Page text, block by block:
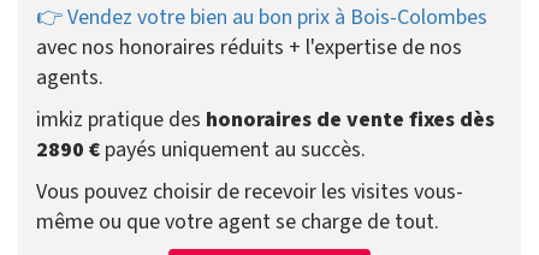
👉 Vendez votre bien au bon prix à Bois-Colombes
avec nos honoraires réduits + l'expertise de nos
agents.
imkiz pratique des honoraires de vente fixes dès
2890 € payés uniquement au succès.
Vous pouvez choisir de recevoir les visites vous-
même ou que votre agent se charge de tout.